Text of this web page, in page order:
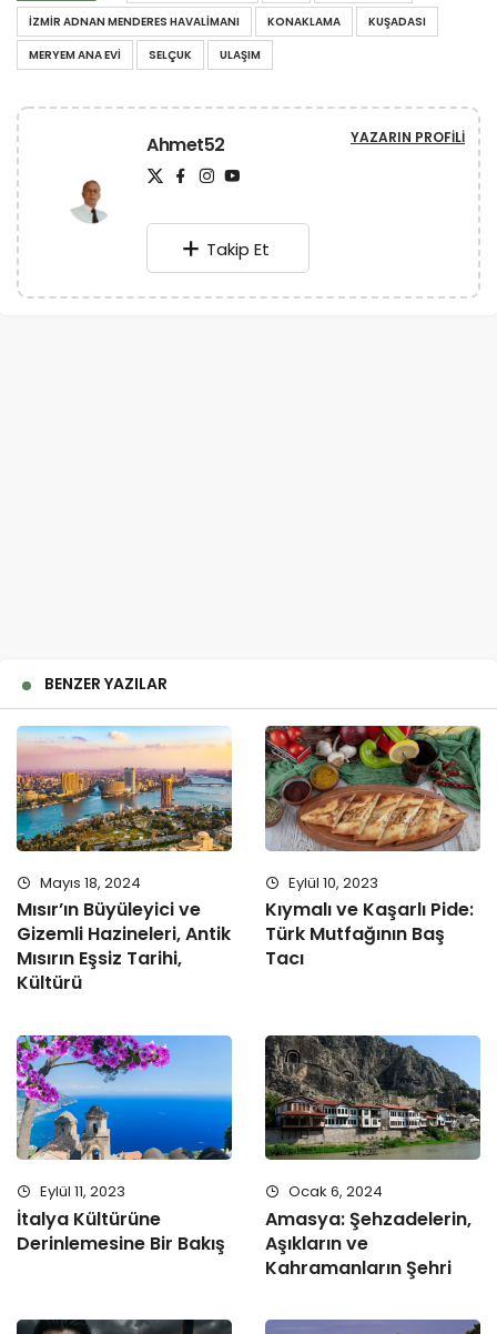
İZMIR ADNAN MENDERES HAVALIMANI
KONAKLAMA
KUŞADASI
MERYEM ANA EVI
SELÇUK ULAŞIM
Ahmet52 YAZARIN PROFILI
Takip Et
BENZER YAZILAR
Mayıs 18, 2024
Mısır’ın Büyüleyici ve
Gizemli Hazineleri, Antik
Mısırın Eşsiz Tarihi,
Kültürü
Eylül 10, 2023
Kıymalı ve Kaşarlı Pide:
Türk Mutfağının Baş
Tacı
Eylül 11, 2023
İtalya Kültürüne
Derinlemesine Bir Bakış
Ocak 6, 2024
Amasya: Şehzadelerin,
Aşıkların ve
Kahramanların Şehri